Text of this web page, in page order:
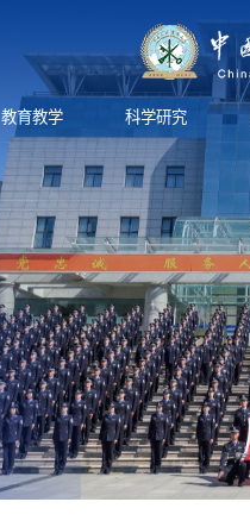
教育教学 科学研究